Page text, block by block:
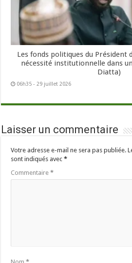
Les fonds politiques du Président
nécessité institutionnelle dans
Diatta)
06h35 - 29 juillet 2026
Laisser un commentaire
Votre adresse e-mail ne sera pas publiée.
sont indiqués avec*
Commentaire*